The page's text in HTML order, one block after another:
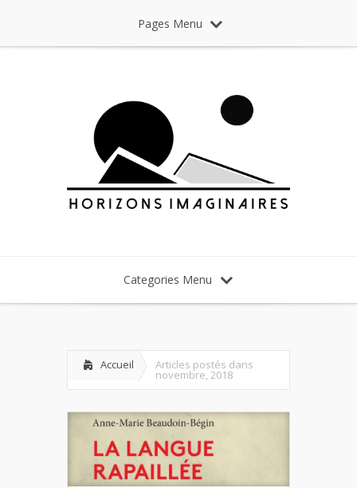
Pages Menu
Categories Menu
Accueil Articles postés dans
novembre, 2018